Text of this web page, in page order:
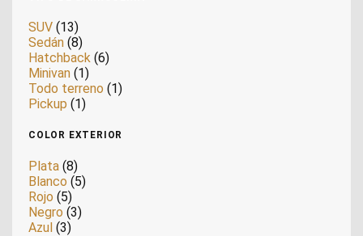
SUV (13)
Sedán (8)
Hatchback (6)
Minivan (1)
Todo terreno (1)
Pickup (1)
COLOR EXTERIOR
Plata (8)
Blanco (5)
Rojo (5)
Negro (3)
Azul (3)